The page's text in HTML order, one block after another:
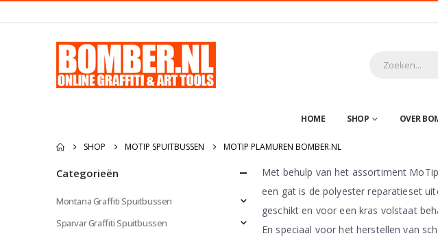
HOME SHOP OVER
SHOP MOTIP SPUITBUSSEN MOTIP PLAMUREN BOMBER.NL
Met behulp van het assortiment
een gat is de polyester reparatieset
geschikt en voor een kras volstaat
En speciaal voor het herstellen van
Categorieën
Montana Graffiti Spuitbussen
Sparvar Graffiti Spuitbussen